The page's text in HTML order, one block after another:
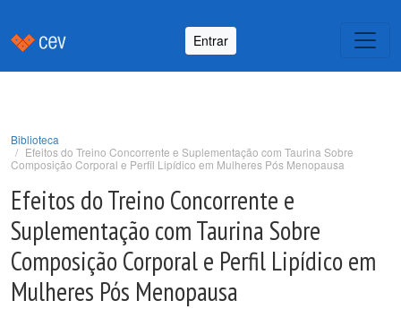
Entrar
Biblioteca
Efeitos do Treino Concorrente e Suplementação com Taurina Sobre
Composição Corporal e Perfil Lipídico em Mulheres Pós Menopausa
Efeitos do Treino Concorrente e
Suplementação com Taurina Sobre
Composição Corporal e Perfil Lipídico em
Mulheres Pós Menopausa